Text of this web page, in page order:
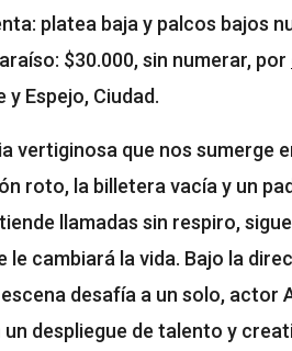
platea baja y palcos bajos
$30.000, sin numerar, por
Espejo, Ciudad.
vertiginosa que nos sumerge
roto, la billetera vacía y un
llamadas sin respiro,
le cambiará la vida. Bajo la
desafía a un solo, actor
despliegue de talento y